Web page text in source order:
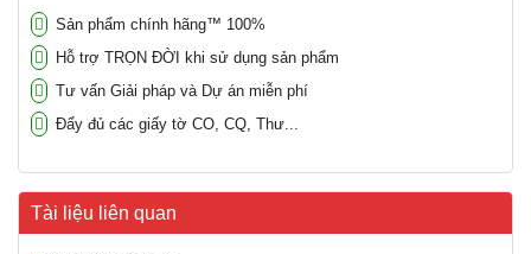
Sản phẩm chính hãng™ 100%
Hỗ trợ TRỌN ĐỜI khi sử dụng sản phẩm
Tư vấn Giải pháp và Dự án miễn phí
Đẩy đủ các giấy tờ CO, CQ, Thư...
Tài liệu liên quan